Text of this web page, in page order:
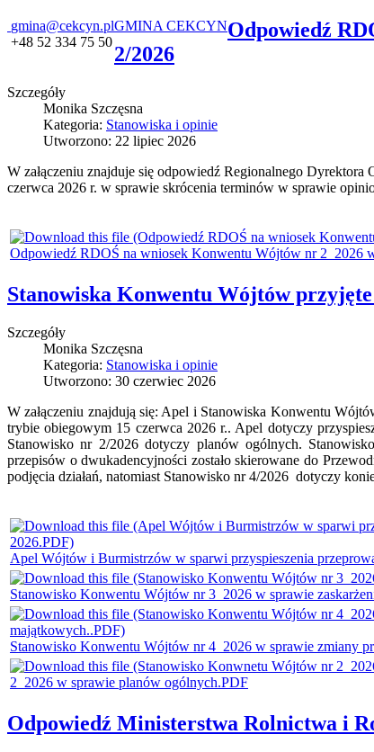
gmina@cekcyn.pl
+48 52 334 75 50
GMINA CEKCYNOdpowiedź
2/2026
Szczegóły
Monika Szczęsna
Kategoria: Stanowiska i opinie
Utworzono: 22 lipiec 2026
W załączeniu znajduje się odpowiedź Regionalnego
czerwca 2026 r. w sprawie skrócenia terminów w sprawie
Odpowiedź RDOŚ na wniosek Konwentu Wójtów nr 2_2026
Stanowiska Konwentu Wójtów
Szczegóły
Monika Szczęsna
Kategoria: Stanowiska i opinie
Utworzono: 30 czerwiec 2026
W załączeniu znajdują się: Apel i Stanowiska Konwentu
trybie obiegowym 15 czerwca 2026 r.. Apel dotyczy
Stanowisko nr 2/2026 dotyczy planów ogólnych.
przepisów o dwukadencyjności zostało skierowane do
podjęcia działań, natomiast Stanowisko nr 4/2026 dotyczy
Apel Wójtów i Burmistrzów w sparwi przyspieszenia
Stanowisko Konwentu Wójtów nr 3_2026 w sprawie
Stanowisko Konwentu Wójtów nr 4_2026 w sprawie zmiany
2_2026 w sprawie planów ogólnych.PDF
Odpowiedź Ministerstwa Rolnictwa i